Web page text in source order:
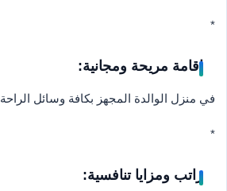
*
إقامة مريحة ومجانية:
في منزل الوالدة المجهز بكافة وسائل الراحة
*
راتب ومزايا تنافسية: